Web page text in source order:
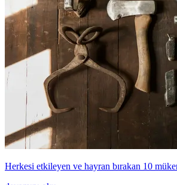
Herkesi etkileyen ve hayran bırakan 10